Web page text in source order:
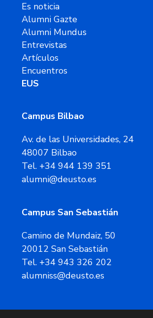
Es noticia
Alumni Gazte
Alumni Mundus
Entrevistas
Artículos
Encuentros
EUS
Campus Bilbao
Av. de las Universidades, 24
48007 Bilbao
Tel. +34 944 139 351
alumni@deusto.es
Campus San Sebastián
Camino de Mundaiz, 50
20012 San Sebastián
Tel. +34 943 326 202
alumniss@deusto.es